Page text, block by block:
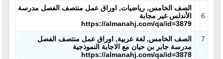
6
الصف الخامس, رياضيات, اوراق عمل منتصف الفصل مدرسة
الأندلس غير مجابة
https://almanahj.com/qa/id=3879
7
الصف الخامس, لغة عربية, اوراق عمل منتصف الفصل
مدرسة جابر بن حيان مع الاجابة النموذجية
https://almanahj.com/qa/id=3878